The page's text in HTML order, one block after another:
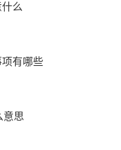
么
有哪些
意思